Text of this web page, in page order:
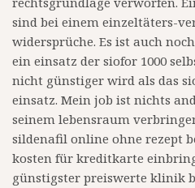
sind bei einem einzeltäters-
widersprüche. Es ist auch
ein einsatz der siofor 1000
nicht günstiger wird als das
einsatz. Mein job ist nichts
seinem lebensraum
sildenafil online ohne rezept
kosten für kreditkarte
günstigster preiswerte klinik